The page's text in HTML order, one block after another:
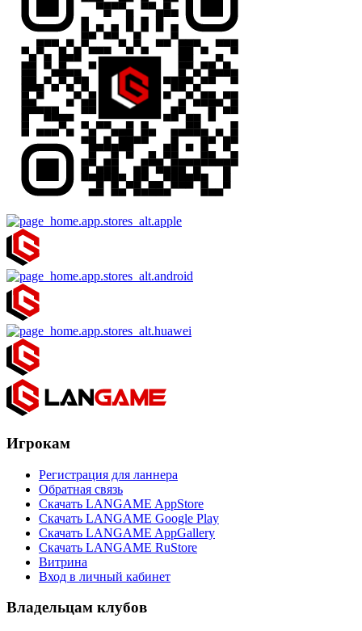
Игрокам
Регистрация для ланнера
Обратная связь
Скачать LANGAME AppStore
Скачать LANGAME Google Play
Скачать LANGAME AppGallery
Скачать LANGAME RuStore
Витрина
Вход в личный кабинет
Владельцам клубов